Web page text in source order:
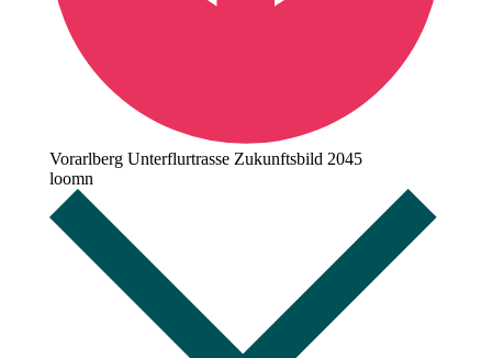
Vorarlberg Unterflurtrasse Zukunftsbild 2045
loomn